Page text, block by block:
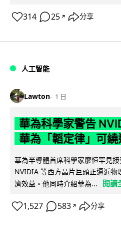
314 25 ↗ 分享
人工智能
Lawton 1 日
華為科學家警告
華為「韜定律」可
華為半導體首席科學家廖恒罕見
NVIDIA 等西方晶片巨頭正逼近
濟效益。他同時介紹華為...
閱讀
1,527 583 ↗ 分享